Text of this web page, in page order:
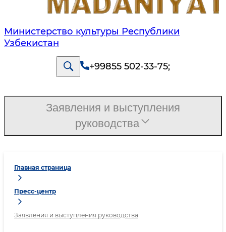
Министерство культуры Республики
Узбекистан
+99855 502-33-75;
Главная страница
Пресс-центр
Заявления и выступления руководства
Заявления и выступления
руководства